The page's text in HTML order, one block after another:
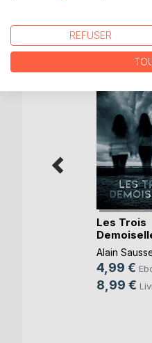
Les Trois
Alain
4,99 €
8,99 €
REFUSER